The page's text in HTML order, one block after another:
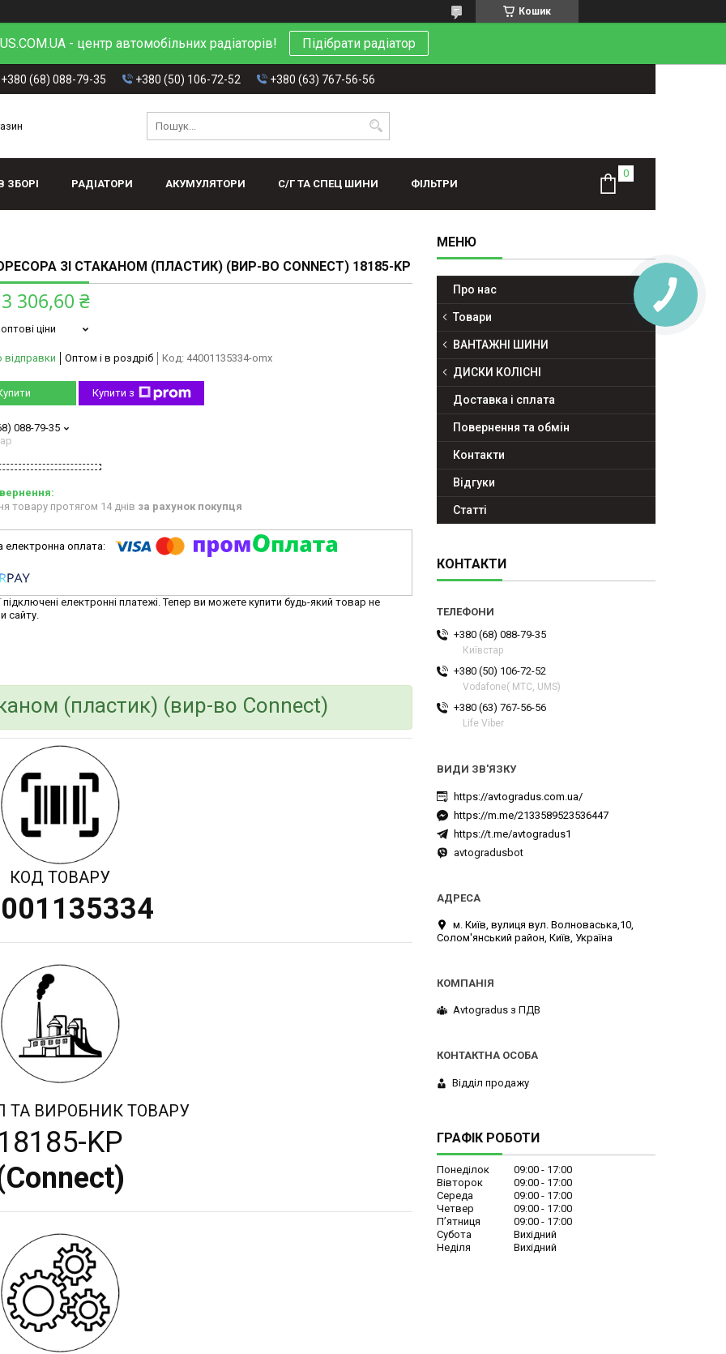
Кошик
- центр автомобільних радіаторів! Підібрати радіатор
+380 (68) 088-79-35 +380 (50) 106-72-52 +380 (63) 767-56-56
ЗБОРІ РАДІАТОРИ АКУМУЛЯТОРИ С/Г ТА СПЕЦ ШИНИ ФІЛЬТРИ
ЗІ СТАКАНОМ (ПЛАСТИК) (ВИР-ВО CONNECT) 18185-KP
3 306,60 ₴
ціни
Оптом і в роздріб Код: 44001135334-omx
Купити з
088-79-35
товару протягом 14 днів за рахунок покупця
підключені електронні платежі. Тепер ви можете купити будь-який товар не
сайту.
(пластик) (вир-во Connect)
КОД ТОВАРУ
ТА ВИРОБНИК ТОВАРУ
KP
Connect)
Про нас
Товари
ВАНТАЖНІ ШИНИ
ДИСКИ КОЛІСНІ
Доставка і сплата
Повернення та обмін
Контакти
Відгуки
Статті
КОНТАКТИ
+380 (68) 088-79-35
Київстар
+380 (50) 106-72-52
Vodafone( МТС, UMS)
+380 (63) 767-56-56
Life Viber
https://avtogradus.com.ua/
https://m.me/2133589523536447
https://t.me/avtogradus1
avtogradusbot
м. Київ, вулиця вул. Волноваська,10,
Солом'янський район, Київ, Україна
Avtogradus з ПДВ
Відділ продажу
ГРАФІК РОБОТИ
Понеділок 09:00
17:00
Вівторок
09:00
17:00
Середа
09:00
17:00
Четвер
09:00
17:00
Пʼятниця
09:00
17:00
Субота
Вихідний
Неділя
Вихідний